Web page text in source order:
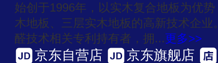
始创于1996年，以实木复合地板为优
木地板、三层实木地板的高新技术企
醛技术相关专利持有者，拥...更多>>
京东自营店 京东旗舰店